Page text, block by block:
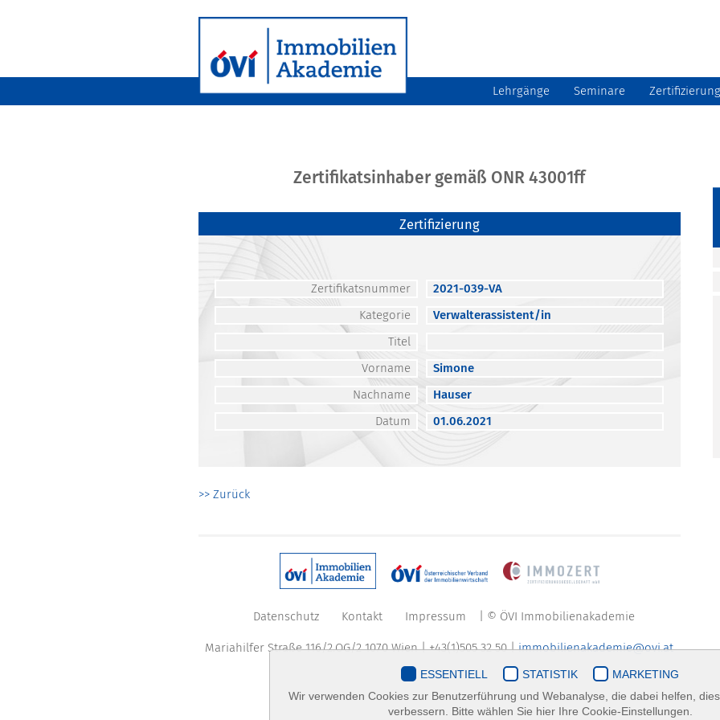
Lehrgänge Seminare Zertifizierung
Zertifikatsinhaber gemäß ONR 43001ff
Zertifizierung
Zertifikatsnummer
2021-039-VA
Kategorie
Verwalterassistent/in
Titel
Vorname
Simone
Nachname
Hauser
Datum
01.06.2021
>> Zurück
Datenschutz Kontakt Impressum | © ÖVI Immobilienakademie
Mariahilfer Straße 116/2.OG/2 1070 Wien | +43(1)505 32 50 |immobilienakademie@ovi.at
ESSENTIELL STATISTIK
MARKETING
Wir verwenden Cookies zur Benutzerführung und Webanalyse, die dabei helfen,
verbessern. Bitte wählen Sie hier Ihre Cookie-Einstellungen.